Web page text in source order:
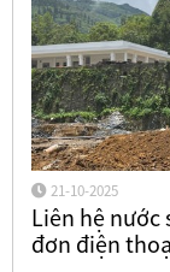
21-10-2025
Liên hệ nước
đơn điện